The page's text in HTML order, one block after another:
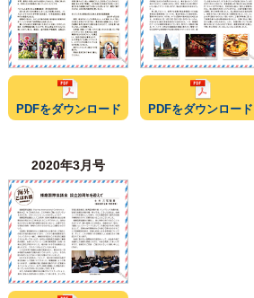
PDFをダウンロード PDFをダウンロード
2020年3月号